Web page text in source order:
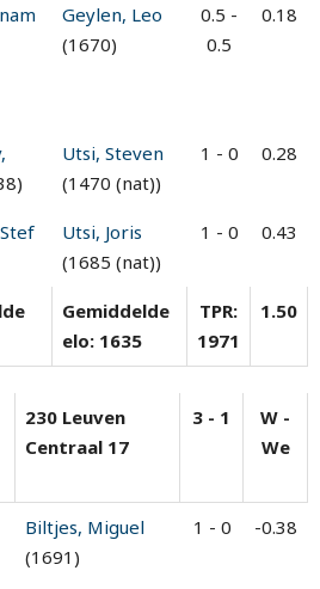
Geylen, Leo
(1670)
0.5 -
0.5
0.18
Utsi, Steven
(1470 (nat))
1 - 0 0.28
Utsi, Joris
(1685 (nat))
1 - 0 0.43
Gemiddelde
elo: 1635
TPR:
1971
1.50
230 Leuven
Centraal 17
3 - 1
W -
We
Biltjes, Miguel
(1691)
1 - 0 -0.38